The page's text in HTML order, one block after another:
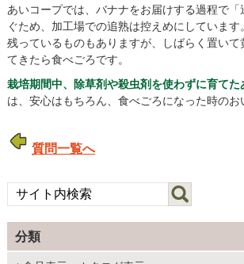
あいコープでは、バナナをお届けする過程で
ぐため、加工場での追熟は控えめにしていま
残っているものもありますが、しばらく置いて
てきたら食べごろです。
栽培期間中、除草剤や殺虫剤を使わずに育て
は、安心はもちろん、食べごろになった時のお
質問一覧へ
分類